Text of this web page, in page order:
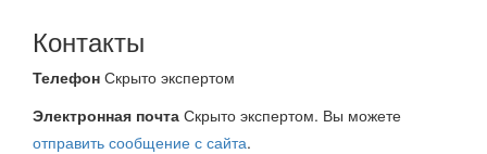
Контакты
Телефон Скрыто экспертом
Электронная почта Скрыто экспертом. Вы можете
отправить сообщение с сайта.